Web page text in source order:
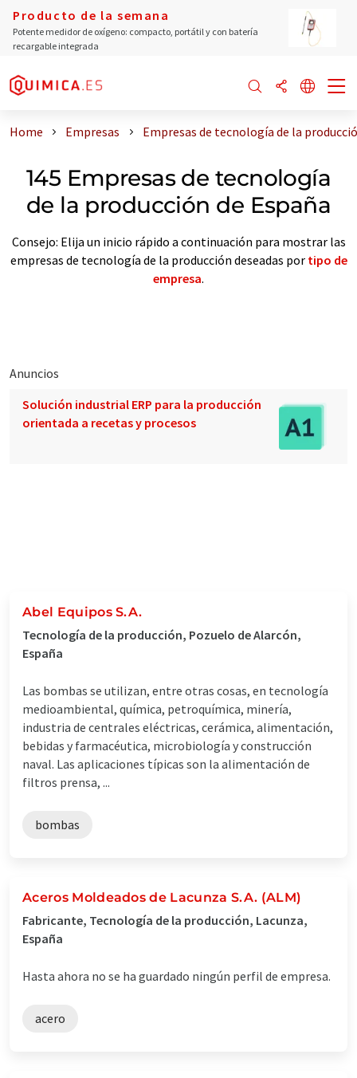
Producto de la semana
Potente medidor de oxígeno: compacto, portátil y con batería
recargable integrada
Home Empresas Empresas de tecnología de la
145 Empresas de tecnología
de la producción de España
Consejo: Elija un inicio rápido a continuación para mostrar las
empresas de tecnología de la producción deseadas por tipo de
empresa.
Anuncios
Solución industrial ERP para la producción
orientada a recetas y procesos
Abel Equipos S.A.
Tecnología de la producción, Pozuelo de Alarcón,
España
Las bombas se utilizan, entre otras cosas, en tecnología
medioambiental, química, petroquímica, minería,
industria de centrales eléctricas, cerámica, alimentación,
bebidas y farmacéutica, microbiología y construcción
naval. Las aplicaciones típicas son la alimentación de
filtros prensa, ...
bombas
Aceros Moldeados de Lacunza S.A. (ALM)
Fabricante, Tecnología de la producción, Lacunza,
España
Hasta ahora no se ha guardado ningún perfil de empresa.
acero